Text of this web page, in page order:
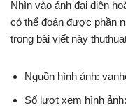
Nhìn vào ảnh đại diện
có thể đoán được phần
trong bài viết này
Nguồn hình ảnh:
Số lượt xem hình